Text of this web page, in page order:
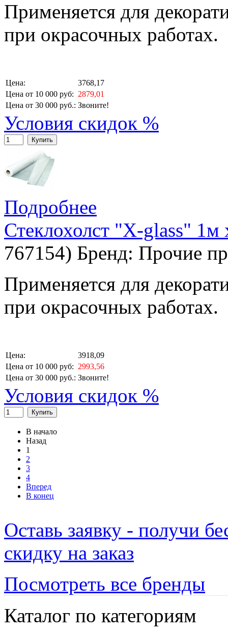
Применяется для
при окрасочных работах.
Цена:
3768,17
Цена от 10 000 руб: 2879,01
Цена от 30 000 руб.: Звоните!
Условия скидок %
Купить
Подробнее
Стеклохолст "X-glass"
767154) Бренд: Прочие
Применяется для
при окрасочных работах.
Цена:
3918,09
Цена от 10 000 руб: 2993,56
Цена от 30 000 руб.: Звоните!
Условия скидок %
Купить
В начало
Назад
1
2
3
4
Вперед
В конец
Оставь заявку - получи
скидку на заказ
Посмотреть все бренды
Каталог по категориям